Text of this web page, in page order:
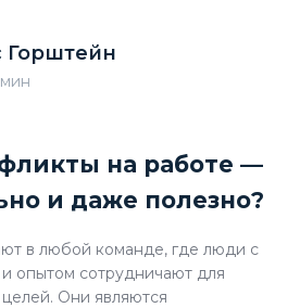
Горштейн
на работе —
и даже полезно?
в любой команде, где люди с
опытом сотрудничают для
Они являются